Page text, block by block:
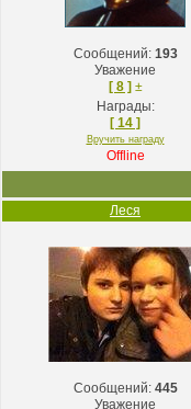
Сообщений: 193
Уважение
[ 8 ] ±
Награды:
[ 14 ]
Вручить награду
Offline
Леся
Сообщений: 445
Уважение